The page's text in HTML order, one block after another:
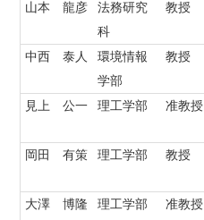
山本 龍彦
法務研究
科
教授
中西 泰人
環境情報
学部
教授
見上 公一
理工学部 准教授
岡田 有策
理工学部 教授
大澤 博隆
理工学部 准教授